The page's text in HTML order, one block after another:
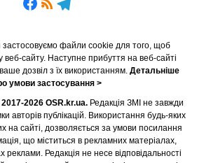
застосовуємо файли cookie для того, щоб
веб-сайту. Наступне прибуття на веб-сайті
дозвіл з їх використанням. Детальніше
умови застосування >
2026 OSR.kr.ua.Редакція ЗМІ не завжди
авторів публікацій. Використання будь-яких
на сайті, дозволяється за умови посилання
що міститься в рекламних матеріалах,
реклами. Редакція не несе відповідальності